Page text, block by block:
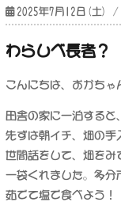
投
稿
日:
2025年7月12日(土)
わらしべ長者？
こんにちは、おかちゃ
田舎の家に一泊すると
先ずは朝イチ、畑の手
世間話をして、畑をみ
一袋くれました。多分
茹でて塩で食べよう！